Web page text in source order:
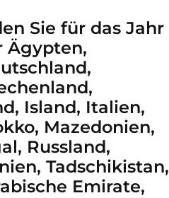
Sie für das Jahr
Ägypten,
Island, Italien,
Mazedonien,
Russland,
Tadschikistan,
Emirate,